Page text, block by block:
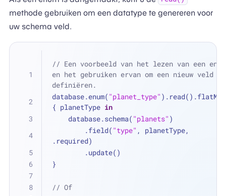
methode gebruiken om een datatype te genereren voor
uw schema veld.
// Een voorbeeld van het lezen van een enum
en het gebruiken ervan om een nieuw veld te
definiëren.
database.enum( "planet_type" ).read().flatMap
{ planetType in
    database.schema(
"planets" )
        .field(
"type" , planetType,
.required)
        .update()
}
// Of